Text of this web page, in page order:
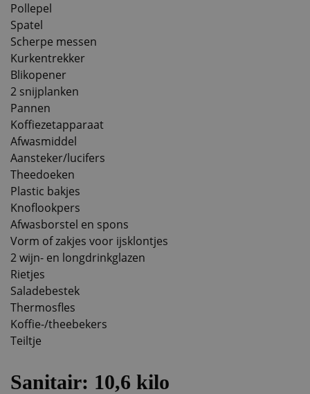
Pollepel
Spatel
Scherpe messen
Kurkentrekker
Blikopener
2 snijplanken
Pannen
Koffiezetapparaat
Afwasmiddel
Aansteker/lucifers
Theedoeken
Plastic bakjes
Knoflookpers
Afwasborstel en spons
Vorm of zakjes voor ijsklontjes
2 wijn- en longdrinkglazen
Rietjes
Saladebestek
Thermosfles
Koffie-/theebekers
Teiltje
Sanitair: 10,6 kilo